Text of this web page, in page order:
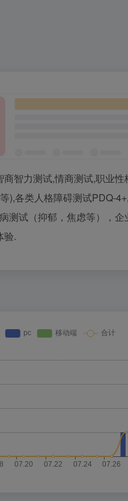
智力测试,情商测试,职业
),各类人格障碍测试PDQ-
测试（抑郁，焦虑等），
验.